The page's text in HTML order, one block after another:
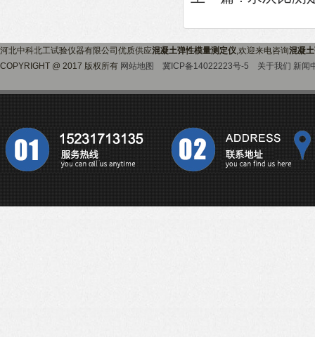
河北中科北工试验仪器有限公司优质供应混凝土弹性模量测定仪,欢迎来电咨询混凝
COPYRIGHT @ 2017 版权所有 网站地图 冀ICP备14022223号-5 关于我们 新闻